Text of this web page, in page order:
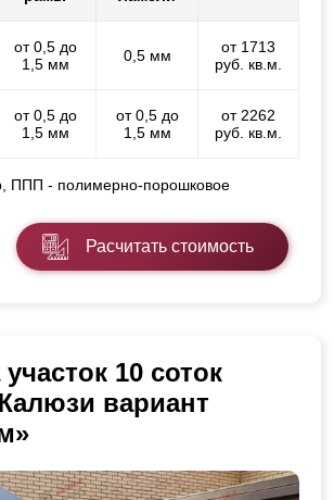
от 0,5 до
1,5 мм
0,5 мм
от 1713
руб. кв.м.
от 0,5 до
1,5 мм
от 0,5 до
1,5 мм
от 2262
руб. кв.м.
ППП - полимерно-порошковое
Расчитать стоимость
10 соток
вариант